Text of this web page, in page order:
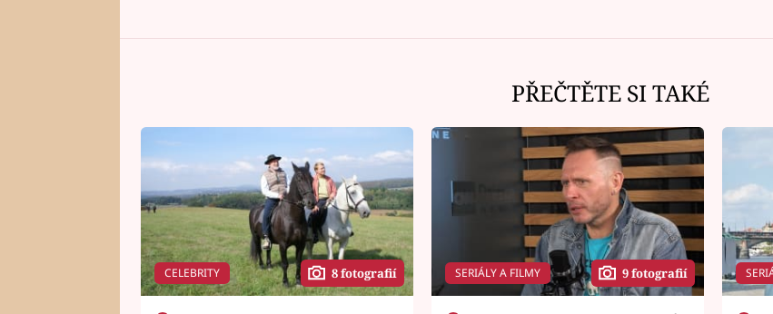
PŘEČTĚTE SI TAKÉ
CELEBRITY 8 fotografií SERIÁLY A FILMY 9 fotografií